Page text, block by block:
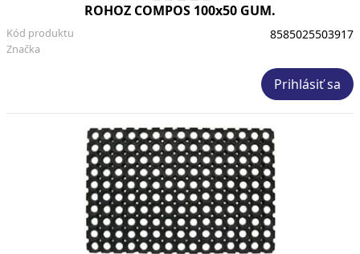
ROHOZ COMPOS 100x50 GUM.
Značka
Kód produktu 8585025503917
Prihlásiť sa